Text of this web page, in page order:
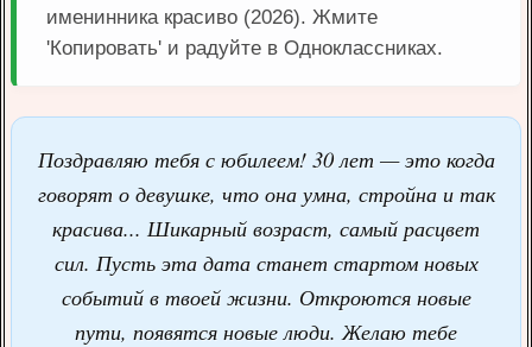
именинника красиво (2026). Жмите
'Копировать' и радуйте в Одноклассниках.
Поздравляю тебя с юбилеем! 30 лет — это когда
говорят о девушке, что она умна, стройна и так
красива... Шикарный возраст, самый расцвет
сил. Пусть эта дата станет стартом новых
событий в твоей жизни. Откроются новые
пути, появятся новые люди. Желаю тебе